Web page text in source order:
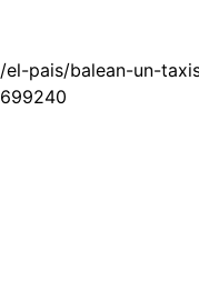
/el-pais/balean-un-
699240